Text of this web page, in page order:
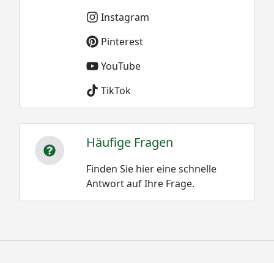
Instagram
Pinterest
YouTube
TikTok
Häufige Fragen
Finden Sie hier eine schnelle
Antwort auf Ihre Frage.